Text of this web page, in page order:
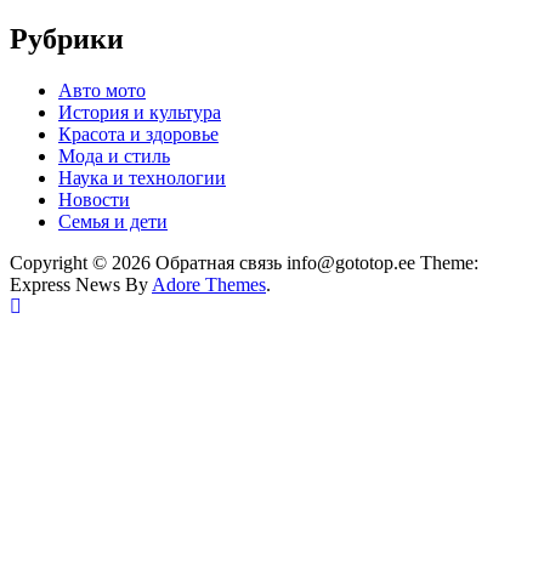
Рубрики
Авто мото
История и культура
Красота и здоровье
Мода и стиль
Наука и технологии
Новости
Семья и дети
Copyright © 2026 Обратная связь info@gototop.ee Theme:
Express News By Adore Themes.